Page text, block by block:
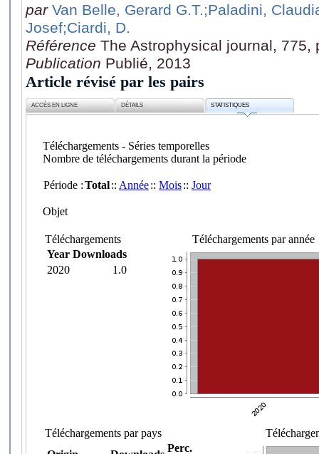
par Van Belle, Gerard G.T.;Paladini,
Josef;Ciardi, D.
Référence The Astrophysical journal, 775,
Publication Publié, 2013
Article révisé par les pairs
ACCÈS EN LIGNE DÉTAILS STATISTIQUES